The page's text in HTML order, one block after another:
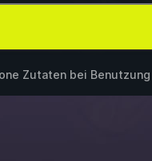
Zutaten bei